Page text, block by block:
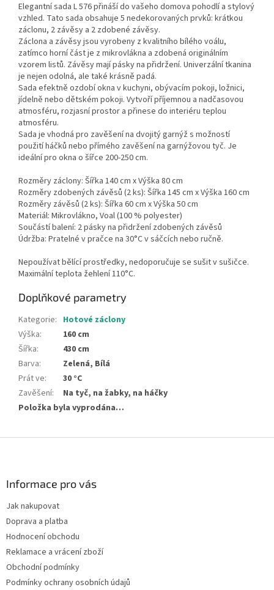
Elegantní sada L 576 přináší do vašeho domova pohodlí a stylový
vzhled. Tato sada obsahuje 5 nedekorovaných prvků: krátkou
záclonu, 2 závěsy a 2 zdobené závěsy.
Záclona a závěsy jsou vyrobeny z kvalitního bílého voálu,
zatímco horní část je z mikrovlákna a zdobená originálním
vzorem listů. Závěsy mají pásky na přidržení. Univerzální tkanina
je nejen odolná, ale také krásně padá.
Sada efektně ozdobí okna v kuchyni, obývacím pokoji, ložnici,
jídelně nebo dětském pokoji. Vytvoří příjemnou a nadčasovou
atmosféru, rozjasní prostor a přinese do interiéru teplou
atmosféru.
Sada je vhodná pro zavěšení na dvojitý garnýž s možností
použití háčků nebo přímého zavěšení na garnýžovou tyč. Je
ideální pro okna o šířce 200-250 cm.
Rozměry záclony: Šířka 140 cm x Výška 80 cm
Rozměry zdobených závěsů (2 ks): Šířka 145 cm x Výška 160 cm
Rozměry závěsů (2 ks): Šířka 60 cm x Výška 50 cm
Materiál: Mikrovlákno, Voal (100 % polyester)
Součástí balení: 2 pásky na přidržení zdobených závěsů
Údržba: Pratelné v pračce na 30°C v sáčcích nebo ručně.
Nepoužívat bělící prostředky, nedoporučuje se sušit v sušičce.
Maximální teplota žehlení 110°C.
Doplňkové parametry
Kategorie: Hotové záclony
Výška:
160 cm
Šířka:
430 cm
Barva:
Zelená, Bílá
Prát ve:
30 °C
Zavěšení:
Na tyč, na žabky, na háčky
Položka byla vyprodána…
Informace pro vás
Jak nakupovat
Doprava a platba
Hodnocení obchodu
Reklamace a vrácení zboží
Obchodní podmínky
Podmínky ochrany osobních údajů